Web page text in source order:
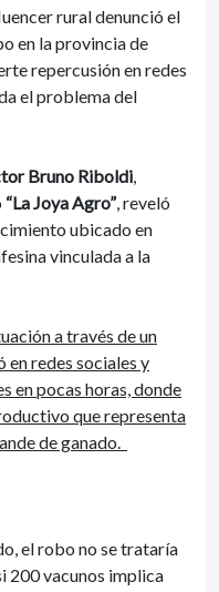
rural denunció el
en la provincia de
repercusión en redes
el problema del
Bruno Riboldi,
“La Joya Agro”, reveló
ubicado en
vinculada a la
a través de un
en redes sociales y
en pocas horas, donde
que representa
de ganado.
el robo no se trataría
200 vacunos implica